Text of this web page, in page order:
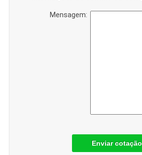
Mensagem:
Enviar cotação